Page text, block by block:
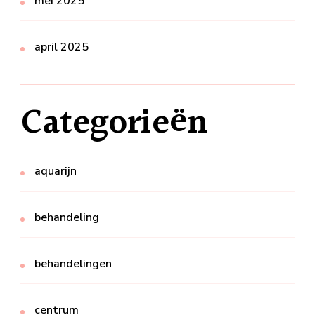
april 2025
Categorieën
aquarijn
behandeling
behandelingen
centrum